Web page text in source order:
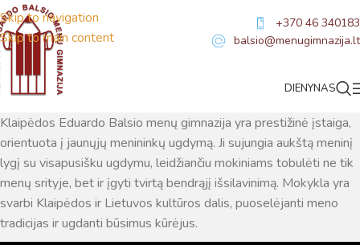
Skip to navigation
Skip to main content
+370 46 340183
balsio@menugimnazija.lt
DIENYNAS
Priėmimas
Klaipėdos Eduardo Balsio menų gimnazija yra prestižinė įstaiga,
orientuota į jaunųjų menininkų ugdymą. Ji sujungia aukštą meninį
lygį su visapusišku ugdymu, leidžiančiu mokiniams tobulėti ne tik
menų srityje, bet ir įgyti tvirtą bendrąjį išsilavinimą. Mokykla yra
svarbi Klaipėdos ir Lietuvos kultūros dalis, puoselėjanti meno
tradicijas ir ugdanti būsimus kūrėjus.